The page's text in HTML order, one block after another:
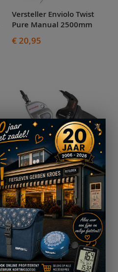
Versteller Enviolo Twist
Pure Manual 2500mm
€ 20,95
Versteller Shimano SL-
3S41 Nexus 3 zwart
gripshift - ESL3S41EALS
€ 21,95